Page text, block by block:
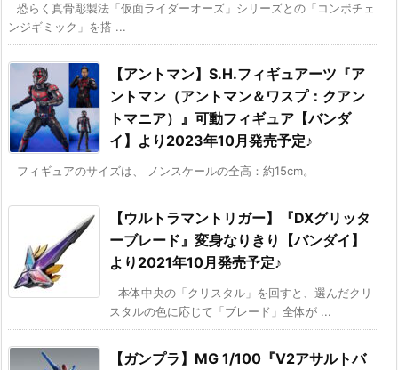
恐らく真骨彫製法「仮面ライダーオーズ」シリーズとの「コンボチェ
ンジギミック」を搭 ...
【アントマン】S.H.フィギュアーツ『ア
ントマン（アントマン＆ワスプ：クアン
トマニア）』可動フィギュア【バンダ
イ】より2023年10月発売予定♪
フィギュアのサイズは、 ノンスケールの全高：約15cm。
【ウルトラマントリガー】『DXグリッタ
ーブレード』変身なりきり【バンダイ】
より2021年10月発売予定♪
本体中央の「クリスタル」を回すと、選んだクリ
スタルの色に応じて「ブレード」全体が ...
【ガンプラ】MG 1/100『V2アサルトバ